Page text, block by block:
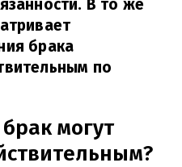
В то же
брака
по
могут